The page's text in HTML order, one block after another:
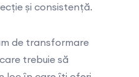
și consistență.
de transformare
trebuie să